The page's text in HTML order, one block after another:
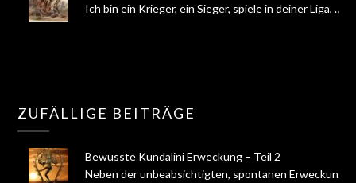
Ich bin ein Krieger, ein Sieger, spiele in deiner Liga, …
ZUFÄLLIGE BEITRÄGE
Bewusste Kundalini Erweckung – Teil 2
Neben der unbeabsichtigten, spontanen Erweckung